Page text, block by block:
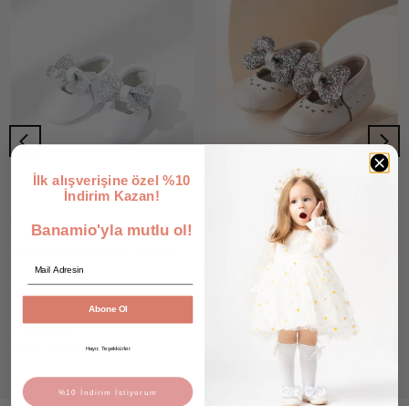
2 değerlendirme
₺ 649.90
77 değerlendirme
₺ 679.90
10 Renk 5 Beden
İlk alışverişine özel %10
İndirim Kazan!
Banamio'yla mutlu ol!
Abone Ol
Hayır, Teşekkürler
%10 İndirim İstiyorum